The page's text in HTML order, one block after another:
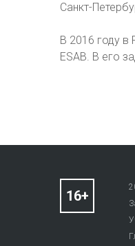
Санкт-
В 2016 году в
ESAB. В его